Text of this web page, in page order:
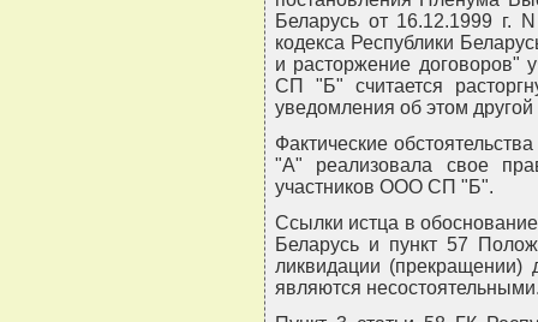
Беларусь от 16.12.1999 г.
кодекса Республики
и расторжение договоров"
СП "Б" считается
уведомления об этом
Фактические
"А" реализовала свое
участников ООО СП "Б".
Ссылки истца в
Беларусь и пункт 57
ликвидации (прекращении)
являются